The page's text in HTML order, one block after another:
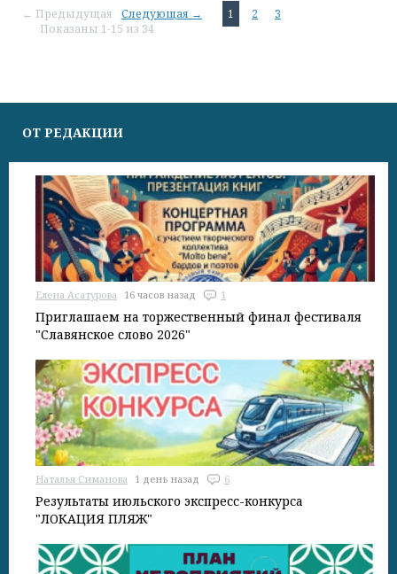
← Предыдущая Следующая → 1 2
3
Показаны 1-15 из 34
ОТ РЕДАКЦИИ
Елена Асатурова 16 часов назад 1
Приглашаем на торжественный финал фестиваля
"Славянское слово 2026"
Наталья Симанова 1 день назад 6
Результаты июльского экспресс-конкурса
"ЛОКАЦИЯ ПЛЯЖ"